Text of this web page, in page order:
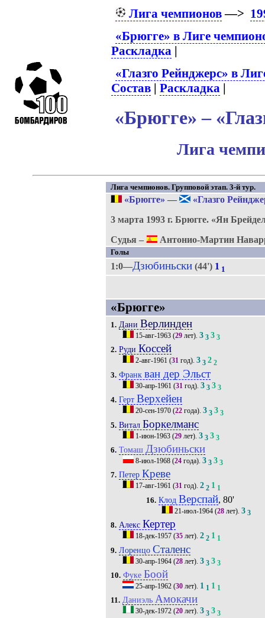
Лига чемпионов—>
«Брюгге» в Лиге
Раскладка |
«Глазго Рейнджерс» в
Состав |Раскладка |
«Брюгге» –
Лига
Лига чемпионов. Групповой этап. 3-й тур.
«Брюгге» —
«Глазго
3 марта 1993 г. Брюгге. «Ян
Судья –
Антонио-Мартин
Голы
1:0—Дзюбиньски(44') 1 1
«Брюгге»
1. Дани Верлинден
15-авг-1963(29лет). 3 3 3 3
2. Руди Коссей
2-авг-1961 (31год). 3 3 2 2
3. Франк ван дер Эльст
30-апр-1961 (31 год). 3 3 3 3
4. Герт Верхейен
20-сен-1970(22года). 3 3 3 3
5. Витал Боркелманс
1-июн-1963(29лет). 3 3 3 3
6. Томаш Дзюбиньски
8-июл-1968(24года). 3 3 3 3
7. Петер Креве
17-авг-1961 (31год). 2 2 1 1
16. Клод Верспай, 80'
21-июл-1964 (28 лет).3 3
8. Алекс Кертер
18-дек-1957(35лет). 2 2 1 1
9. Лоренцо Сталенс
30-апр-1964(28лет). 3 3 3 3
10. Фуке Боой
25-апр-1962(30лет). 1 1 1 1
11. Даниэль Амокачи
30-дек-1972(20лет). 3 3 3 3